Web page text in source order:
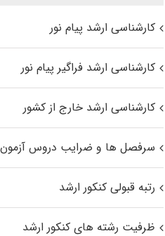
کارشناسی ارشد پیام نور
کارشناسی ارشد فراگیر پیام نور
کارشناسی ارشد خارج از کشور
سرفصل ها و ضرایب دروس آزمون
رتبه قبولی کنکور ارشد
ظرفیت رشته های کنکور ارشد